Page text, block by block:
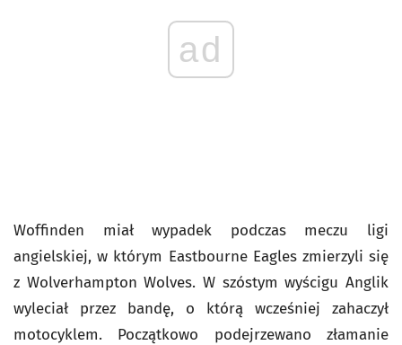
ad
Woffinden miał wypadek podczas meczu ligi
angielskiej, w którym Eastbourne Eagles zmierzyli się
z Wolverhampton Wolves. W szóstym wyścigu Anglik
wyleciał przez bandę, o którą wcześniej zahaczył
motocyklem. Początkowo podejrzewano złamanie